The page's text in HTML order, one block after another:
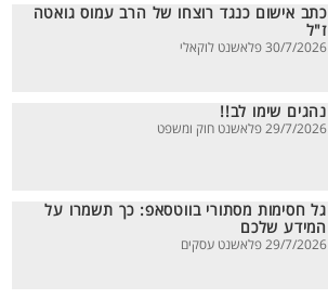
כתב אישום כנגד רוצחו של הרב עמוס גואטה
ז"ל
30/7/2026 פלאשנט לוקאלי
נהגים שימו לב!!
29/7/2026 פלאשנט חוק ומשפט
גל חסימות מסתורי בווטסאפ: כך תשמרו על
המידע שלכם
29/7/2026 פלאשנט עסקים